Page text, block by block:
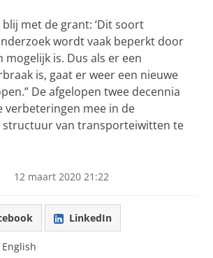
met de grant: ‘Dit soort
wordt vaak beperkt door
mogelijk is. Dus als er een
is, gaat er weer een nieuwe
De afgelopen twee decennia
verbeteringen mee in de
structuur van transporteiwitten te
12 maart 2020 21:22
LinkedIn
English